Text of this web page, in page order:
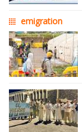
emigration